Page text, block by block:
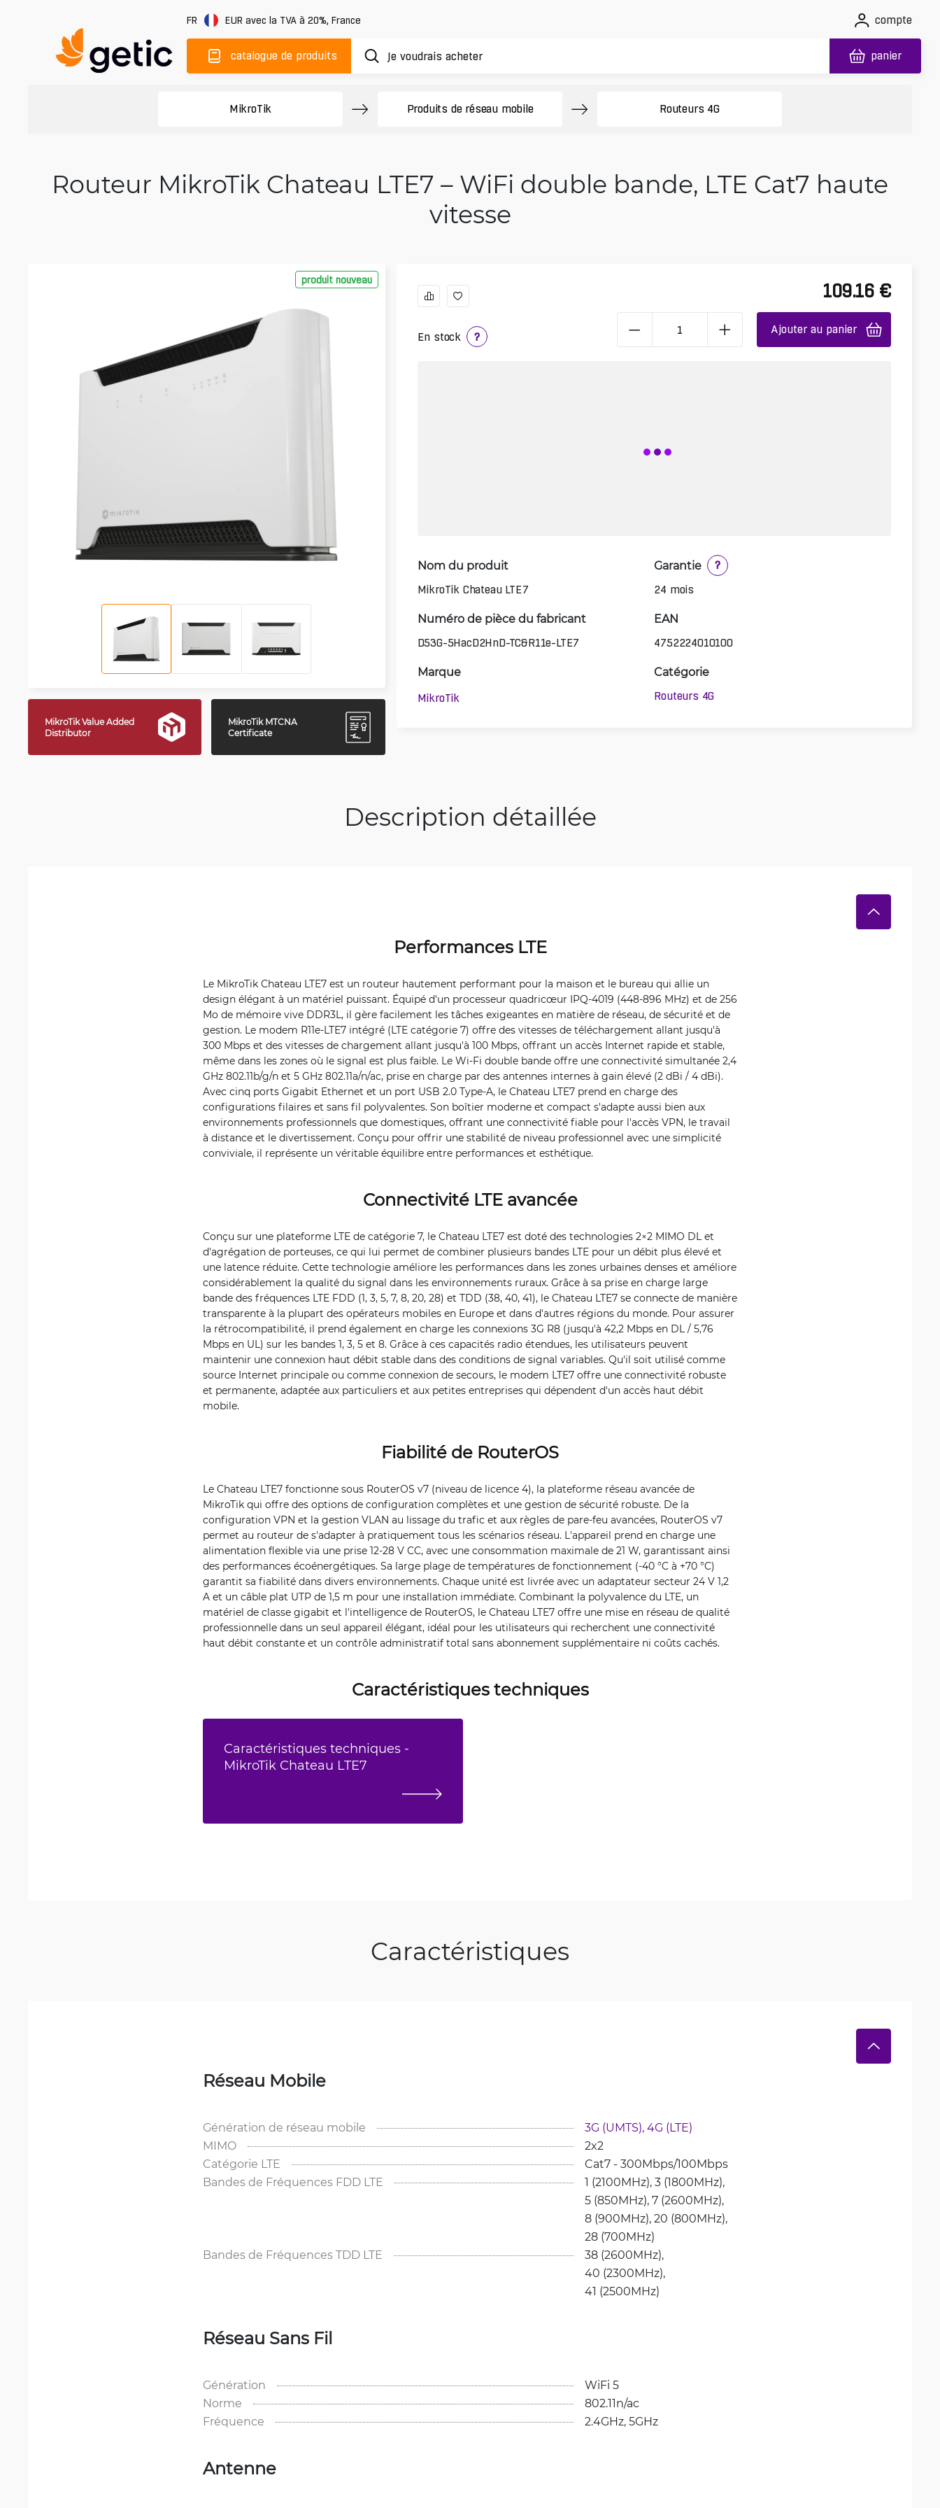
FR EUR avec la TVA à 20%, France compte
catalogue de produits panier
MikroTik Produits de réseau mobile Routeurs 4G
Routeur MikroTik Chateau LTE7 – WiFi double bande, LTE Cat7 haute
vitesse
produit nouveau
MikroTik Value Added
Distributor
MikroTik MTCNA
Certificate
En stock ?
109.16 €
Ajouter au panier
Nom du produit
MikroTik Chateau LTE7
Garantie
?
24 mois
Numéro de pièce du fabricant
D53G-5HacD2HnD-TC&R11e-LTE7
EAN
4752224010100
Marque
MikroTik
Catégorie
Routeurs 4G
Description détaillée
Performances LTE
Le MikroTik Chateau LTE7 est un routeur hautement performant pour la maison et le bureau qui allie un
design élégant à un matériel puissant. Équipé d'un processeur quadricœur IPQ-4019 (448-896 MHz) et de 256
Mo de mémoire vive DDR3L, il gère facilement les tâches exigeantes en matière de réseau, de sécurité et de
gestion. Le modem R11e-LTE7 intégré (LTE catégorie 7) offre des vitesses de téléchargement allant jusqu'à
300 Mbps et des vitesses de chargement allant jusqu'à 100 Mbps, offrant un accès Internet rapide et stable,
même dans les zones où le signal est plus faible. Le Wi-Fi double bande offre une connectivité simultanée 2,4
GHz 802.11b/g/n et 5 GHz 802.11a/n/ac, prise en charge par des antennes internes à gain élevé (2 dBi / 4 dBi).
Avec cinq ports Gigabit Ethernet et un port USB 2.0 Type-A, le Chateau LTE7 prend en charge des
configurations filaires et sans fil polyvalentes. Son boîtier moderne et compact s'adapte aussi bien aux
environnements professionnels que domestiques, offrant une connectivité fiable pour l'accès VPN, le travail
à distance et le divertissement. Conçu pour offrir une stabilité de niveau professionnel avec une simplicité
conviviale, il représente un véritable équilibre entre performances et esthétique.
Connectivité LTE avancée
Conçu sur une plateforme LTE de catégorie 7, le Chateau LTE7 est doté des technologies 2×2 MIMO DL et
d'agrégation de porteuses, ce qui lui permet de combiner plusieurs bandes LTE pour un débit plus élevé et
une latence réduite. Cette technologie améliore les performances dans les zones urbaines denses et améliore
considérablement la qualité du signal dans les environnements ruraux. Grâce à sa prise en charge large
bande des fréquences LTE FDD (1, 3, 5, 7, 8, 20, 28) et TDD (38, 40, 41), le Chateau LTE7 se connecte de manière
transparente à la plupart des opérateurs mobiles en Europe et dans d'autres régions du monde. Pour assurer
la rétrocompatibilité, il prend également en charge les connexions 3G R8 (jusqu'à 42,2 Mbps en DL / 5,76
Mbps en UL) sur les bandes 1, 3, 5 et 8. Grâce à ces capacités radio étendues, les utilisateurs peuvent
maintenir une connexion haut débit stable dans des conditions de signal variables. Qu'il soit utilisé comme
source Internet principale ou comme connexion de secours, le modem LTE7 offre une connectivité robuste
et permanente, adaptée aux particuliers et aux petites entreprises qui dépendent d'un accès haut débit
mobile.
Fiabilité de RouterOS
Le Chateau LTE7 fonctionne sous RouterOS v7 (niveau de licence 4), la plateforme réseau avancée de
MikroTik qui offre des options de configuration complètes et une gestion de sécurité robuste. De la
configuration VPN et la gestion VLAN au lissage du trafic et aux règles de pare-feu avancées, RouterOS v7
permet au routeur de s'adapter à pratiquement tous les scénarios réseau. L'appareil prend en charge une
alimentation flexible via une prise 12-28 V CC, avec une consommation maximale de 21 W, garantissant ainsi
des performances écoénergétiques. Sa large plage de températures de fonctionnement (-40 °C à +70 °C)
garantit sa fiabilité dans divers environnements. Chaque unité est livrée avec un adaptateur secteur 24 V 1,2
A et un câble plat UTP de 1,5 m pour une installation immédiate. Combinant la polyvalence du LTE, un
matériel de classe gigabit et l'intelligence de RouterOS, le Chateau LTE7 offre une mise en réseau de qualité
professionnelle dans un seul appareil élégant, idéal pour les utilisateurs qui recherchent une connectivité
haut débit constante et un contrôle administratif total sans abonnement supplémentaire ni coûts cachés.
Caractéristiques techniques
Caractéristiques techniques -
MikroTik Chateau LTE7
Caractéristiques
Réseau Mobile
Génération de réseau mobile 3G (UMTS), 4G (LTE)
MIMO
2x2
Catégorie LTE
Cat7 - 300Mbps/100Mbps
Bandes de Fréquences FDD LTE
1 (2100MHz), 3 (1800MHz),
5 (850MHz), 7 (2600MHz),
8 (900MHz), 20 (800MHz),
28 (700MHz)
Bandes de Fréquences TDD LTE
38 (2600MHz),
40 (2300MHz),
41 (2500MHz)
Réseau Sans Fil
Génération
WiFi 5
Norme
802.11n/ac
Fréquence
2.4GHz, 5GHz
Antenne